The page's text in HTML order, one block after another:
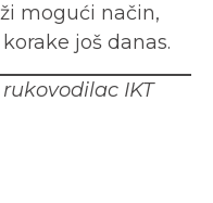
mogući način,
još danas.
IKT